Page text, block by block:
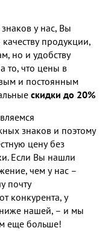
у нас, Вы
продукции,
но и удобству
то, что цены в
и постоянным
скидки до 20%
знаков и поэтому
цену без
Если Вы нашли
чем у нас –
почту
конкурента, у
нашей, – и мы
еще больше!